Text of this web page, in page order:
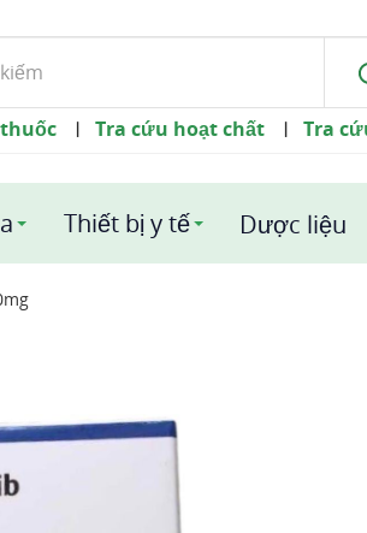
| Tra cứu hoạt chất | Tra
Thiết bị y tế Dược liệu